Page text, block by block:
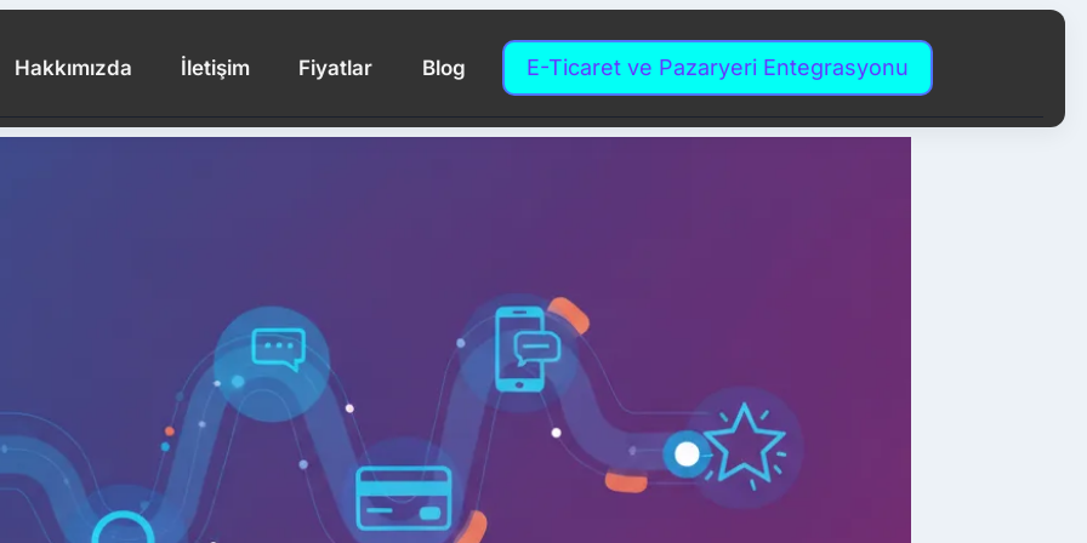
Hakkımızda İletişim Fiyatlar Blog E-Ticaret ve Pazaryeri Entegrasyonu